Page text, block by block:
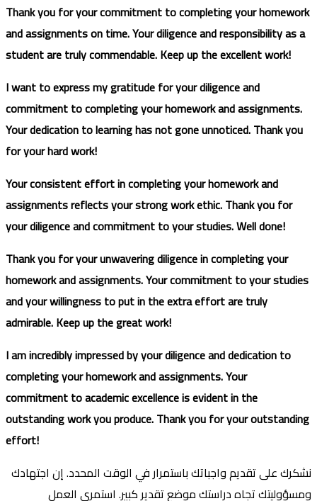
Thank you for your commitment to completing your homework
and assignments on time. Your diligence and responsibility as a
student are truly commendable. Keep up the excellent work!
I want to express my gratitude for your diligence and
commitment to completing your homework and assignments.
Your dedication to learning has not gone unnoticed. Thank you
for your hard work!
Your consistent effort in completing your homework and
assignments reflects your strong work ethic. Thank you for
your diligence and commitment to your studies. Well done!
Thank you for your unwavering diligence in completing your
homework and assignments. Your commitment to your studies
and your willingness to put in the extra effort are truly
admirable. Keep up the great work!
I am incredibly impressed by your diligence and dedication to
completing your homework and assignments. Your
commitment to academic excellence is evident in the
outstanding work you produce. Thank you for your outstanding
effort!
نشكرك على تقديم واجباتك باستمرار في الوقت المحدد. إن اجتهادك
ومسؤوليتك تجاه دراستك موضع تقدير كبير. استمري العمل